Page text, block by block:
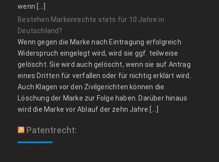
wenn […]
Bestehen Markenrechte stets für 10 Jahre in
Deutschland?
Wenn gegen die Marke nach Eintragung erfolgreich
Widerspruch eingelegt wird, wird sie ggf. teilweise
gelöscht. Sie wird auch gelöscht, wenn sie auf Antrag
eines Dritten für verfallen oder für nichtig erklärt wird.
Auch Klagen vor den Zivilgerichten können die
Löschung der Marke zur Folge haben. Darüber hinaus
wird die Marke vor Ablauf der zehn Jahre […]
Patentrecht: